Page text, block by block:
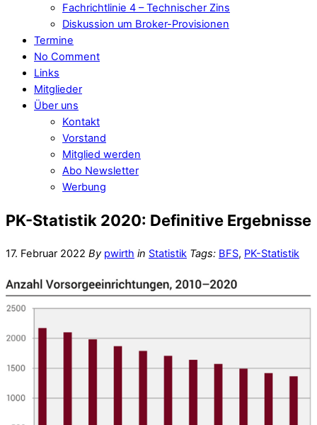
Fachrichtlinie 4 – Technischer Zins
Diskussion um Broker-Provisionen
Termine
No Comment
Links
Mitglieder
Über uns
Kontakt
Vorstand
Mitglied werden
Abo Newsletter
Werbung
PK-Statistik 2020: Definitive Ergebnisse
17. Februar 2022 By pwirth in Statistik Tags: BFS, PK-Statistik